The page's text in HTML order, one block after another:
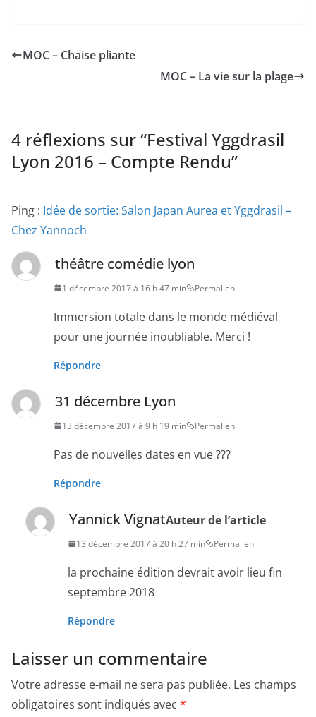
MOC – Chaise pliante
MOC – La vie sur la plage
4 réflexions sur “Festival Yggdrasil
Lyon 2016 – Compte Rendu”
Ping : Idée de sortie: Salon Japan Aurea et Yggdrasil –
Chez Yannoch
théâtre comédie lyon
1 décembre 2017 à 16 h 47 min Permalien
Immersion totale dans le monde médiéval
pour une journée inoubliable. Merci !
Répondre
31 décembre Lyon
13 décembre 2017 à 9 h 19 min Permalien
Pas de nouvelles dates en vue ???
Répondre
Yannick VignatAuteur de l’article
13 décembre 2017 à 20 h 27 min Permalien
la prochaine édition devrait avoir lieu fin
septembre 2018
Répondre
Laisser un commentaire
Votre adresse e-mail ne sera pas publiée. Les champs
obligatoires sont indiqués avec *